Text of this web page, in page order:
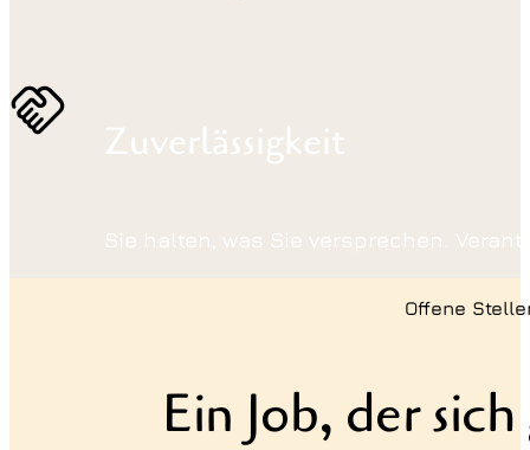
Zuverlässigkeit
Sie halten, was Sie versprechen.
Offene
Ein Job, der